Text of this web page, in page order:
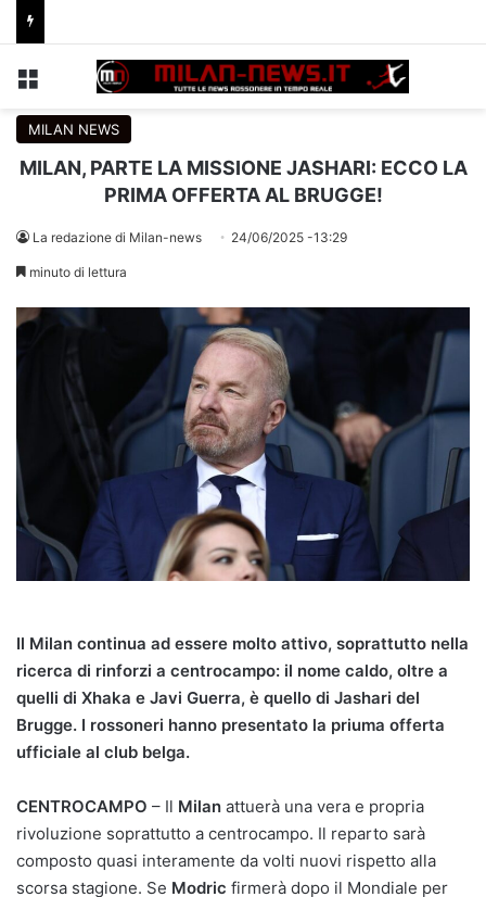
MILAN NEWS
MILAN, PARTE LA MISSIONE JASHARI: ECCO LA
PRIMA OFFERTA AL BRUGGE!
La redazione di Milan-news 24/06/2025 -13:29
minuto di lettura
Il Milan continua ad essere molto attivo, soprattutto nella
ricerca di rinforzi a centrocampo: il nome caldo, oltre a
quelli di Xhaka e Javi Guerra, è quello di Jashari del
Brugge. I rossoneri hanno presentato la priuma offerta
ufficiale al club belga.
CENTROCAMPO – Il Milan attuerà una vera e propria
rivoluzione soprattutto a centrocampo. Il reparto sarà
composto quasi interamente da volti nuovi rispetto alla
scorsa stagione. Se Modric firmerà dopo il Mondiale per